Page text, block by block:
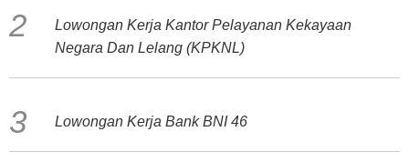
Lowongan Kerja Kantor Pelayanan Kekayaan
Negara Dan Lelang (KPKNL)
Lowongan Kerja Bank BNI 46